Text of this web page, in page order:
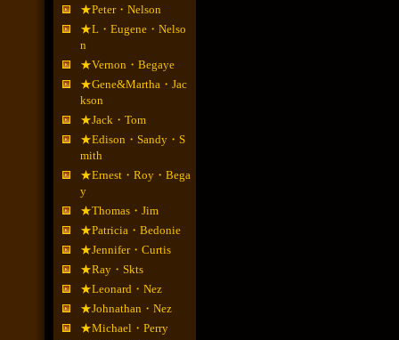
★Peter・Nelson
★L・Eugene・Nelso
n
★Vernon・Begaye
★Gene&Martha・Jac
kson
★Jack・Tom
★Edison・Sandy・S
mith
★Ernest・Roy・Bega
y
★Thomas・Jim
★Patricia・Bedonie
★Jennifer・Curtis
★Ray・Skts
★Leonard・Nez
★Johnathan・Nez
★Michael・Perry